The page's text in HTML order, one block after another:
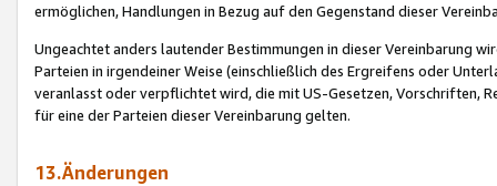
ermöglichen, Handlungen in Bezug auf den Gegenstand dieser
Ungeachtet anders lautender Bestimmungen in dieser Vereinbarung
Parteien in irgendeiner Weise (einschließlich des Ergreifens oder
veranlasst oder verpflichtet wird, die mit US-Gesetzen, Vorschriften,
für eine der Parteien dieser Vereinbarung gelten.
13.Änderungen